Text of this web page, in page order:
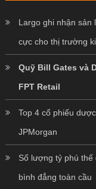
Largo ghi nhận sản
cực cho thị trường
Quỹ Bill Gates và
FPT Retail
Top 4 cổ phiếu
JPMorgan
Số lượng tỷ phú
bình đẳng toàn cầu